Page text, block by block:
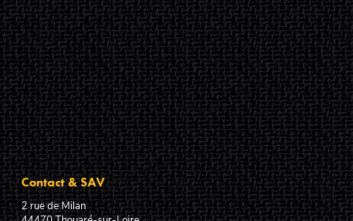
Contact & SAV
2 rue de Milan